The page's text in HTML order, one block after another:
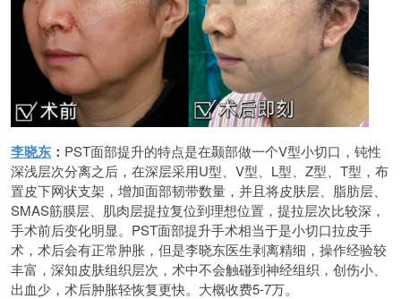
李晓东 ： PST面部提升的特点是在颞部做一个V型小切口，钝性
深浅层次分离之后，在深层采用U型、V型、L型、Z型、T型，布
置皮下网状支架，增加面部韧带数量，并且将皮肤层、脂肪层、
SMAS筋膜层、肌肉层提拉复位到理想位置，提拉层次比较深，
手术前后变化明显。PST面部提升手术相当于是小切口拉皮手
术，术后会有正常肿胀，但是李晓东医生剥离精细，操作经验较
丰富，深知皮肤组织层次，术中不会触碰到神经组织，创伤小、
出血少，术后肿胀轻恢复更快。大概收费5-7万。